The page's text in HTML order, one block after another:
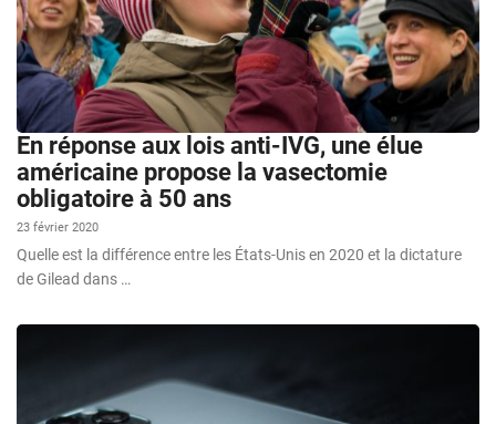
En réponse aux lois anti-IVG, une élue
américaine propose la vasectomie
obligatoire à 50 ans
23 février 2020
Quelle est la différence entre les États-Unis en 2020 et la dictature
de Gilead dans …